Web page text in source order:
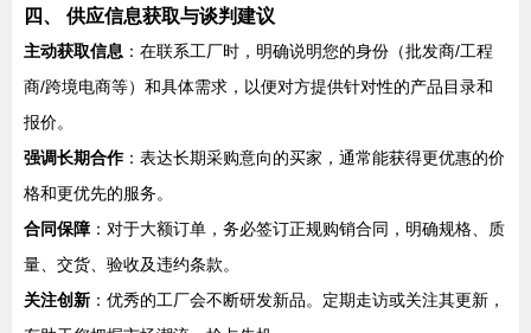
四、 供应信息获取与谈判建议
主动获取信息 ：在联系工厂时，明确说明您的身份（批发商/工程
商/跨境电商等）和具体需求，以便对方提供针对性的产品目录和
报价。
强调长期合作：表达长期采购意向的买家，通常能获得更优惠的价
格和更优先的服务。
合同保障 ：对于大额订单，务必签订正规购销合同，明确规格、质
量、交货、验收及违约条款。
关注创新 ：优秀的工厂会不断研发新品。定期走访或关注其更新，